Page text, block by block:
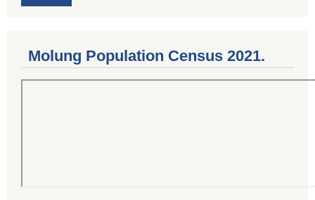
Molung Population Census 2021.